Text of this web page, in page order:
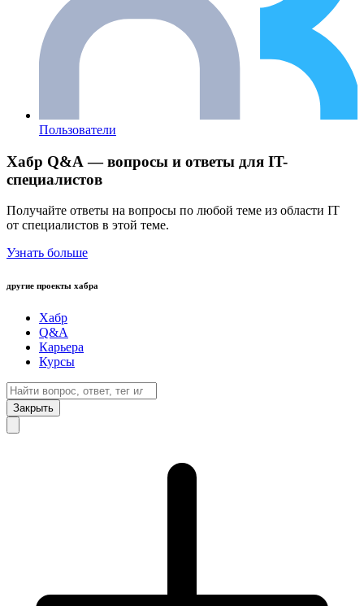
Пользователи
Хабр Q&A — вопросы и ответы для IT-
специалистов
Получайте ответы на вопросы по любой теме из области IT
от специалистов в этой теме.
Узнать больше
другие проекты хабра
Хабр
Q&A
Карьера
Курсы
Закрыть